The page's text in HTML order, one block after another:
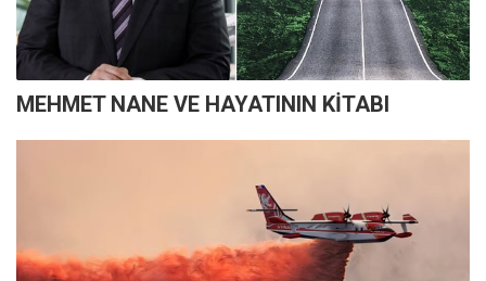
MEHMET NANE VE HAYATININ KİTABI